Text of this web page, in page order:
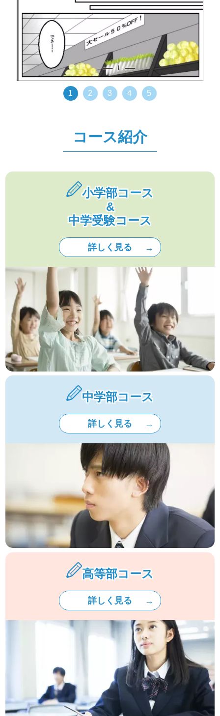
1 2 3 4 5
コース紹介
小学部コース
&
中学受験コース
詳しく見る
中学部コース
詳しく見る
高等部コース
詳しく見る